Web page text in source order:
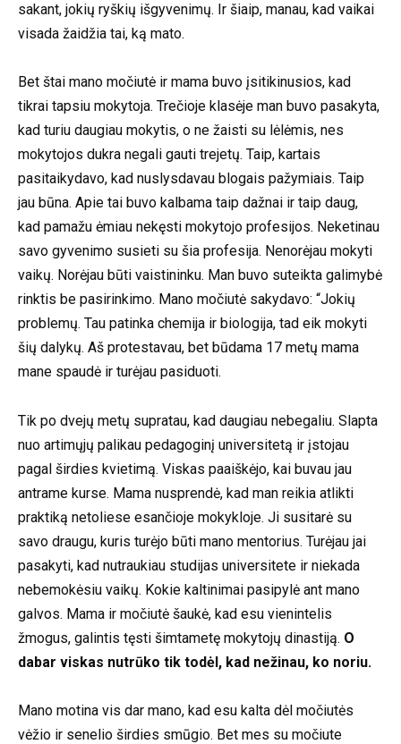
sakant, jokių ryškių išgyvenimų. Ir šiaip, manau, kad vaikai
visada žaidžia tai, ką mato.
Bet štai mano močiutė ir mama buvo įsitikinusios, kad
tikrai tapsiu mokytoja. Trečioje klasėje man buvo pasakyta,
kad turiu daugiau mokytis, o ne žaisti su lėlėmis, nes
mokytojos dukra negali gauti trejetų. Taip, kartais
pasitaikydavo, kad nuslysdavau blogais pažymiais. Taip
jau būna. Apie tai buvo kalbama taip dažnai ir taip daug,
kad pamažu ėmiau nekęsti mokytojo profesijos. Neketinau
savo gyvenimo susieti su šia profesija. Nenorėjau mokyti
vaikų. Norėjau būti vaistininku. Man buvo suteikta galimybė
rinktis be pasirinkimo. Mano močiutė sakydavo: “Jokių
problemų. Tau patinka chemija ir biologija, tad eik mokyti
šių dalykų. Aš protestavau, bet būdama 17 metų mama
mane spaudė ir turėjau pasiduoti.
Tik po dvejų metų supratau, kad daugiau nebegaliu. Slapta
nuo artimųjų palikau pedagoginį universitetą ir įstojau
pagal širdies kvietimą. Viskas paaiškėjo, kai buvau jau
antrame kurse. Mama nusprendė, kad man reikia atlikti
praktiką netoliese esančioje mokykloje. Ji susitarė su
savo draugu, kuris turėjo būti mano mentorius. Turėjau jai
pasakyti, kad nutraukiau studijas universitete ir niekada
nebemokėsiu vaikų. Kokie kaltinimai pasipylė ant mano
galvos. Mama ir močiutė šaukė, kad esu vienintelis
žmogus, galintis tęsti šimtametę mokytojų dinastiją. O
dabar viskas nutrūko tik todėl, kad nežinau, ko noriu.
Mano motina vis dar mano, kad esu kalta dėl močiutės
vėžio ir senelio širdies smūgio. Bet mes su močiute